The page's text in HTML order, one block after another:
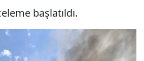
başlatıldı.